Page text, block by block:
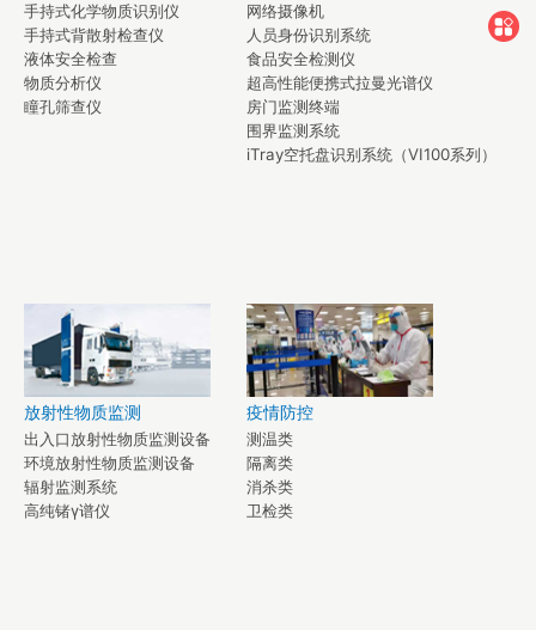
手持式化学物质识别仪
手持式背散射检查仪
液体安全检查
物质分析仪
瞳孔筛查仪
网络摄像机
人员身份识别系统
食品安全检测仪
超高性能便携式拉曼光谱仪
房门监测终端
围界监测系统
iTray空托盘识别系统（VI100系列）
放射性物质监测
出入口放射性物质监测设备
环境放射性物质监测设备
辐射监测系统
高纯锗γ谱仪
疫情防控
测温类
隔离类
消杀类
卫检类